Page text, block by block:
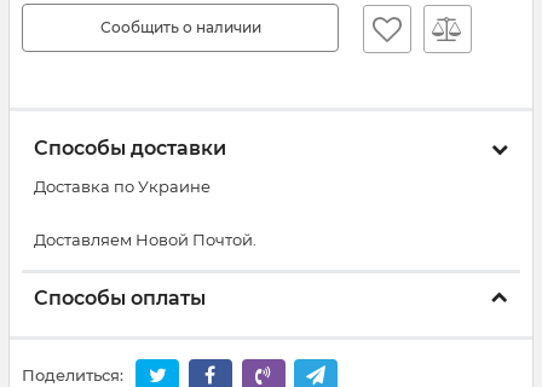
Сообщить о наличии
Способы доставки
Доставка по Украине
Доставляем Новой Почтой.
Способы оплаты
Поделиться: